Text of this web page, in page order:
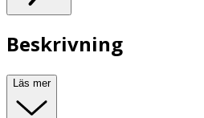
Beskrivning
Läs mer